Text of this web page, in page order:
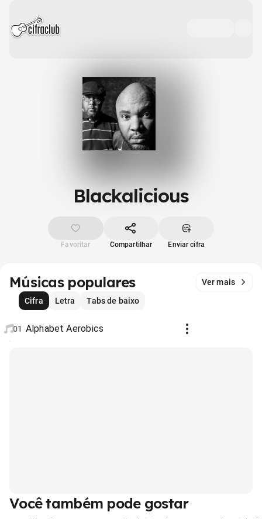
Blackalicious
Favoritar Compartilhar Enviar cifra
Músicas populares
Ver mais
Cifra
Letra Tabs de baixo
01 Alphabet Aerobics
Você também pode gostar